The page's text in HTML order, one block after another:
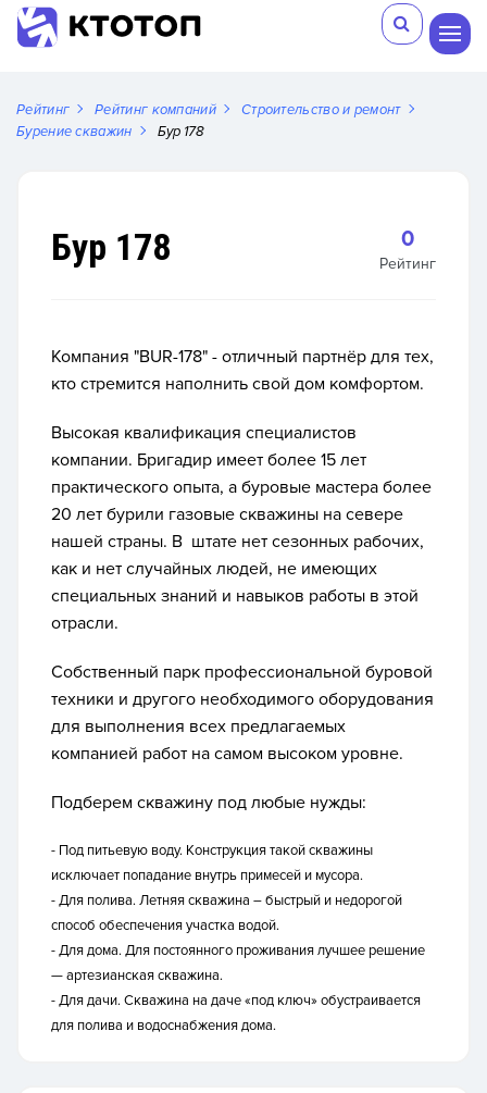
Рейтинг Рейтинг компаний
Строительство и ремонт
Бурение скважин
Бур 178
Бур 178 0
Рейтинг
Компания "BUR-178" - отличный партнёр для тех,
кто стремится наполнить свой дом комфортом.
Высокая квалификация специалистов
компании. Бригадир имеет более 15 лет
практического опыта, а буровые мастера более
20 лет бурили газовые скважины на севере
нашей страны. В штате нет сезонных рабочих,
как и нет случайных людей, не имеющих
специальных знаний и навыков работы в этой
отрасли.
Собственный парк профессиональной буровой
техники и другого необходимого оборудования
для выполнения всех предлагаемых
компанией работ на самом высоком уровне.
Подберем скважину под любые нужды:
- Под питьевую воду. Конструкция такой скважины
исключает попадание внутрь примесей и мусора.
- Для полива. Летняя скважина – быстрый и недорогой
способ обеспечения участка водой.
- Для дома. Для постоянного проживания лучшее решение
— артезианская скважина.
- Для дачи. Скважина на даче «под ключ» обустраивается
для полива и водоснабжения дома.